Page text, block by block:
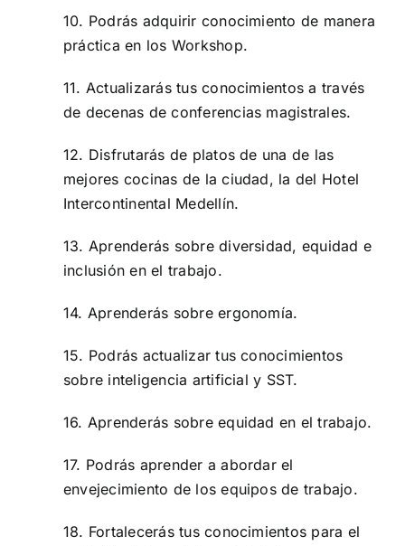
10. Podrás adquirir conocimiento de manera
práctica en los Workshop.
11. Actualizarás tus conocimientos a través
de decenas de conferencias magistrales.
12. Disfrutarás de platos de una de las
mejores cocinas de la ciudad, la del Hotel
Intercontinental Medellín.
13. Aprenderás sobre diversidad, equidad e
inclusión en el trabajo.
14. Aprenderás sobre ergonomía.
15. Podrás actualizar tus conocimientos
sobre inteligencia artificial y SST.
16. Aprenderás sobre equidad en el trabajo.
17. Podrás aprender a abordar el
envejecimiento de los equipos de trabajo.
18. Fortalecerás tus conocimientos para el